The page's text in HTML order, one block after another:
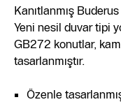
Kanıtlanmış
Yeni nesil duvar tipi
GB272 konutlar,
tasarlanmıştır.
Özenle